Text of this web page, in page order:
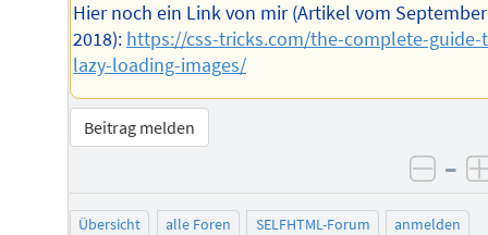
Hier noch ein Link von mir (Artikel vom September
2018): https://css-tricks.com/the-complete-guide-
lazy-loading-images/
Beitrag melden
–
Übersicht alle Foren SELFHTML-Forum
anmelden